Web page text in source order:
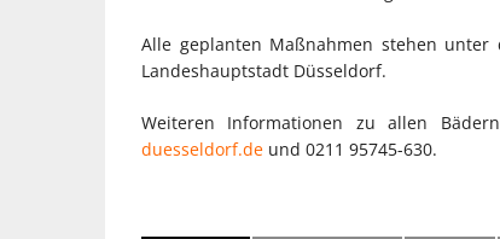
Alle geplanten Maßnahmen stehen
Landeshauptstadt Düsseldorf.
Weiteren Informationen zu allen
duesseldorf.de und 0211 95745-630.